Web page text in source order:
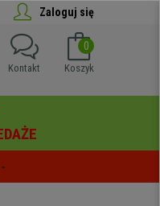
Zaloguj się
0
Koszyk
Kontakt
-